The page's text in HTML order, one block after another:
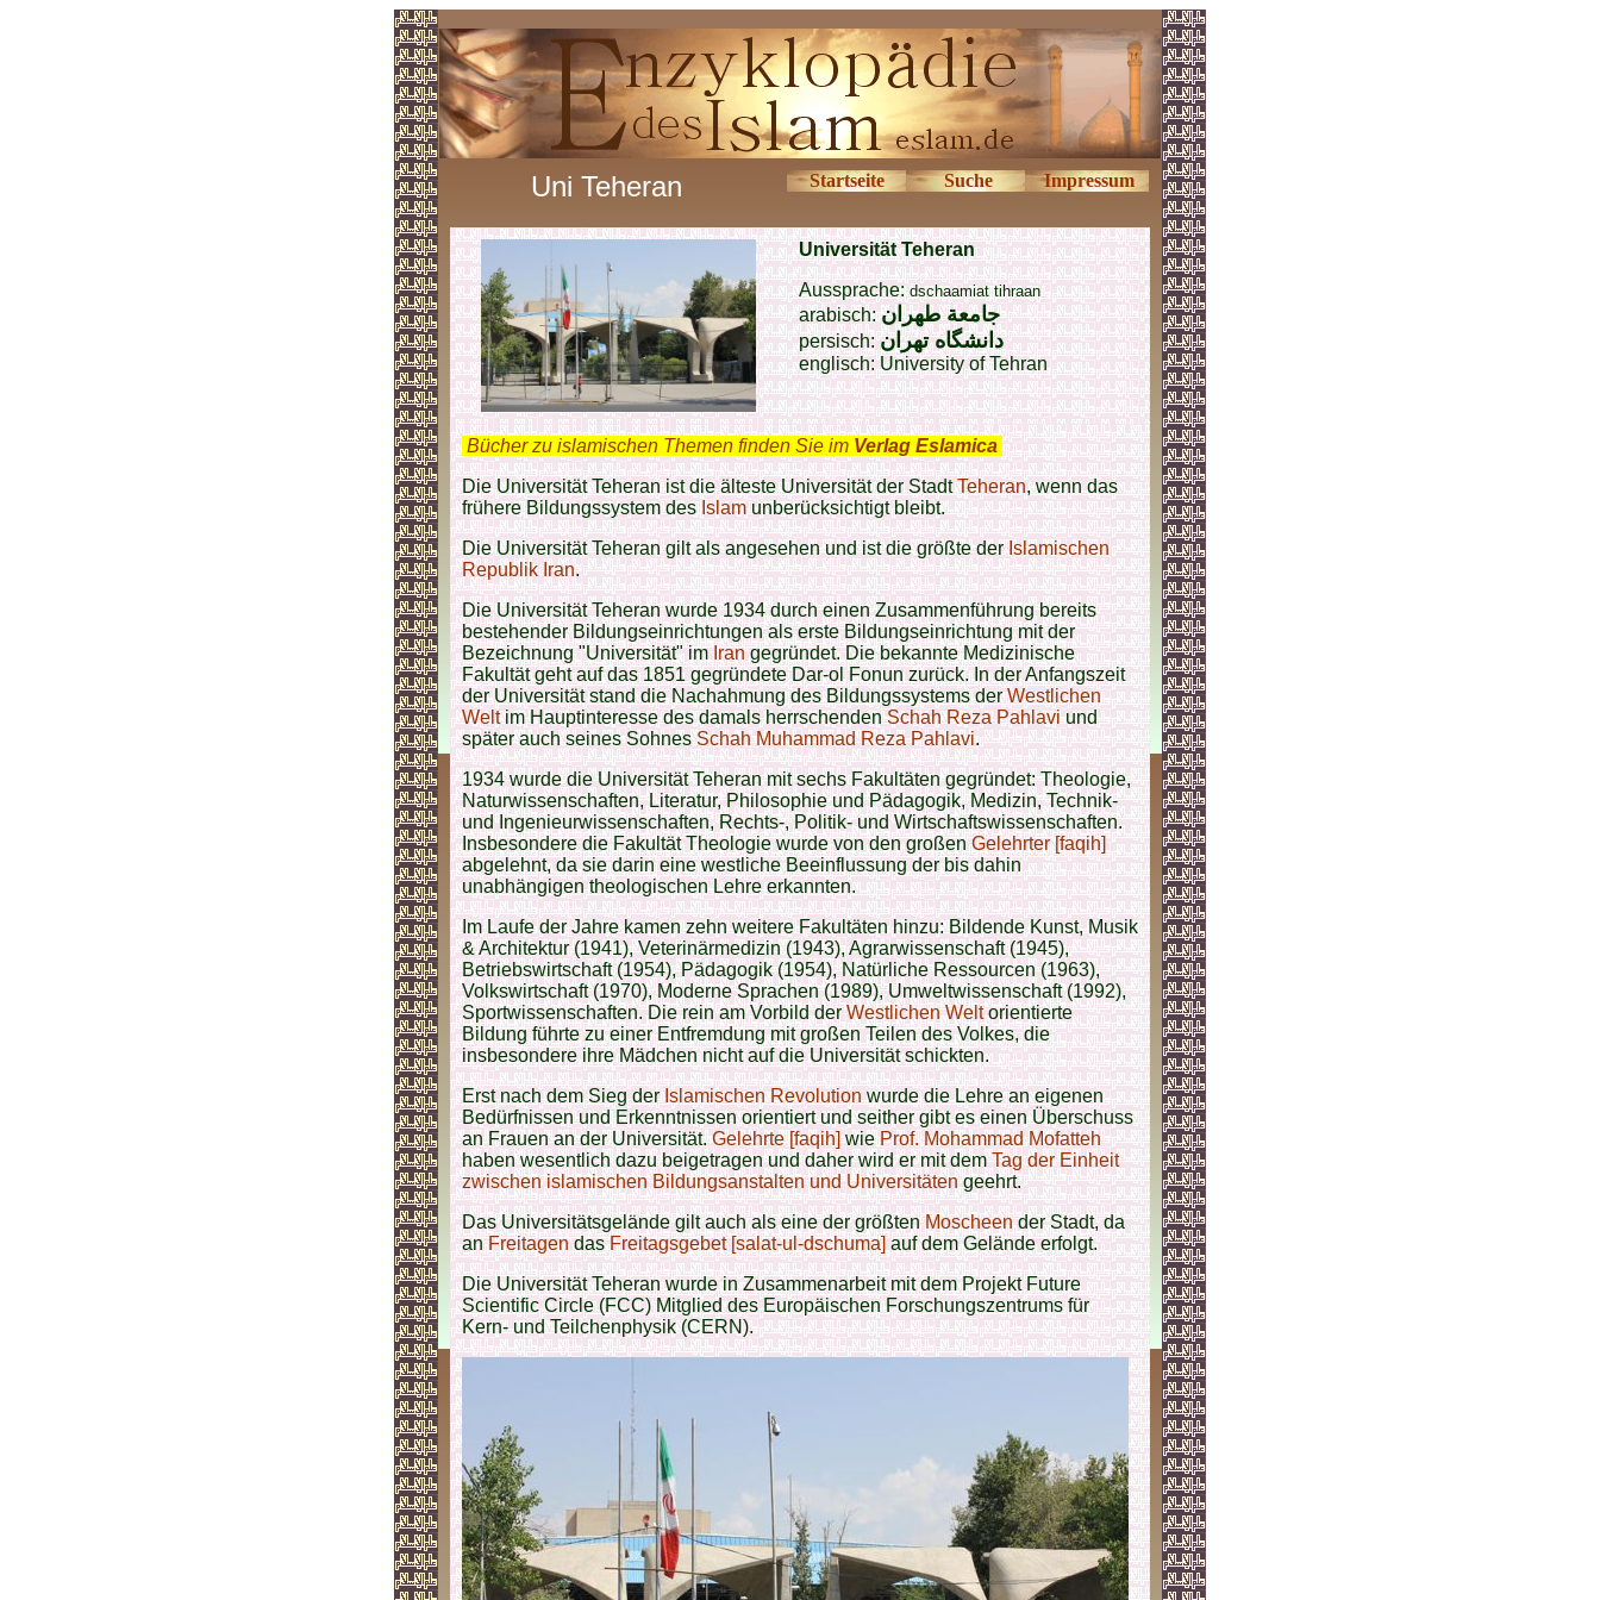
Uni Teheran Startseite Suche Impressum
Universität Teheran
Aussprache:dschaamiat tihraan
arabisch:جامعة طهران
persisch:دانشگاه تهران
englisch:University of Tehran
Bücher zu islamischen Themen finden Sie im Verlag Eslamica
Die Universität Teheran ist die älteste Universität der StadtTeheran, wenn das
frühere Bildungssystem desIslamunberücksichtigt bleibt.
Die Universität Teheran gilt als angesehen und ist die größte derIslamischen
Republik Iran.
Die Universität Teheran wurde 1934 durch einen Zusammenführung bereits
bestehender Bildungseinrichtungen als erste Bildungseinrichtung mit der
Bezeichnung "Universität" imIrangegründet. Die bekannte Medizinische
Fakultät geht auf das 1851 gegründete Dar-ol Fonun zurück. In der Anfangszeit
der Universität stand die Nachahmung des Bildungssystems derWestlichen
Weltim Hauptinteresse des damals herrschendenSchah Reza Pahlaviund
später auch seines SohnesSchah Muhammad Reza Pahlavi.
1934 wurde die Universität Teheran mit sechs Fakultäten gegründet: Theologie,
Naturwissenschaften, Literatur, Philosophie und Pädagogik, Medizin, Technik-
und Ingenieurwissenschaften, Rechts-, Politik- und Wirtschaftswissenschaften.
Insbesondere die Fakultät Theologie wurde von den großenGelehrter [faqih]
abgelehnt, da sie darin eine westliche Beeinflussung der bis dahin
unabhängigen theologischen Lehre erkannten.
Im Laufe der Jahre kamen zehn weitere Fakultäten hinzu: Bildende Kunst, Musik
& Architektur (1941), Veterinärmedizin (1943), Agrarwissenschaft (1945),
Betriebswirtschaft (1954), Pädagogik (1954), Natürliche Ressourcen (1963),
Volkswirtschaft (1970), Moderne Sprachen (1989), Umweltwissenschaft (1992),
Sportwissenschaften. Die rein am Vorbild derWestlichen Weltorientierte
Bildung führte zu einer Entfremdung mit großen Teilen des Volkes, die
insbesondere ihre Mädchen nicht auf die Universität schickten.
Erst nach dem Sieg derIslamischen Revolutionwurde die Lehre an eigenen
Bedürfnissen und Erkenntnissen orientiert und seither gibt es einen Überschuss
an Frauen an der Universität.Gelehrte [faqih]wieProf. Mohammad Mofatteh
haben wesentlich dazu beigetragen und daher wird er mit demTag der Einheit
zwischen islamischen Bildungsanstalten und Universitätengeehrt.
Das Universitätsgelände gilt auch als eine der größtenMoscheender Stadt, da
anFreitagendasFreitagsgebet [salat-ul-dschuma]auf dem Gelände erfolgt.
Die Universität Teheran wurde in Zusammenarbeit mit dem Projekt Future
Scientific Circle (FCC) Mitglied des Europäischen Forschungszentrums für
Kern- und Teilchenphysik (CERN).